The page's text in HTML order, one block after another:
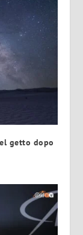
getto dopo